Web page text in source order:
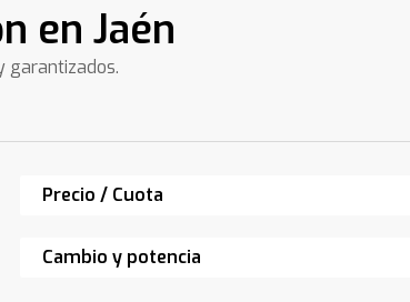
en Jaén
garantizados.
Precio / Cuota
Cambio y potencia